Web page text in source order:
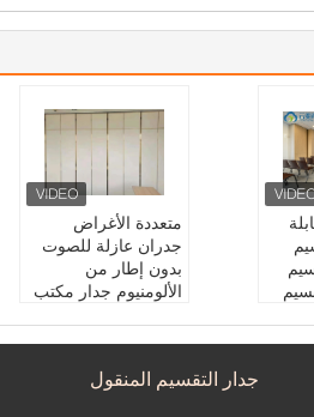
متعددة الأغراض
جدران عازلة للصوت
بدون إطار من
الألومنيوم جدار مكتب
سمك:
جدار التقسيم المنقول